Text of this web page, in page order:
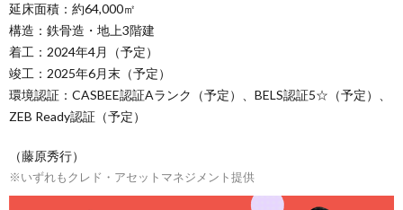
延床面積：約64,000㎡
構造：鉄骨造・地上3階建
着工：2024年4月（予定）
竣工：2025年6月末（予定）
環境認証：CASBEE認証Aランク（予定）、BELS認証5☆（予定）、
ZEB Ready認証（予定）
（藤原秀行）
※いずれもクレド・アセットマネジメント提供